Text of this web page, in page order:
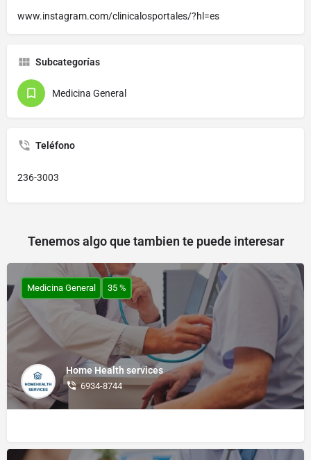
www.instagram.com/clinicalosportales/?hl=es
Subcategorías
Medicina General
Teléfono
236-3003
Tenemos algo que tambien te puede interesar
Home Health services
6934-8744
Medicina General 35 %